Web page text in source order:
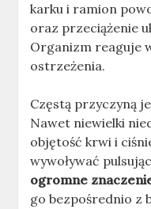
karku i ramion
oraz przeciążenie
Organizm reaguje
ostrzeżenia.
Częstą przyczyną
Nawet niewielki
objętość krwi i
wywoływać
ogromne
go bezpośrednio z